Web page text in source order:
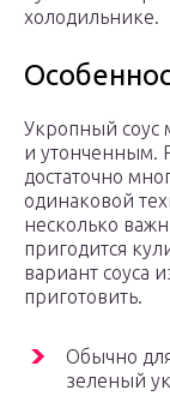
холодильнике.
Укропный соус
и утонченным.
достаточно
одинаковой
несколько
пригодится
вариант соуса
приготовить.
Обычно
зеленый